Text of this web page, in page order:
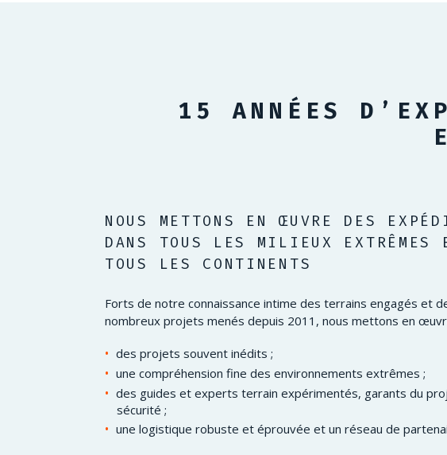
15 ANNÉES
NOUS METTONS EN ŒUVRE DES
DANS TOUS LES MILIEUX EXTRÊMES
TOUS LES CONTINENTS
Forts de notre connaissance intime des terrains engagés et
nombreux projets menés depuis 2011, nous mettons en
des projets souvent inédits ;
une compréhension fine des environnements extrêmes ;
des guides et experts terrain expérimentés, garants du
sécurité ;
une logistique robuste et éprouvée et un réseau de